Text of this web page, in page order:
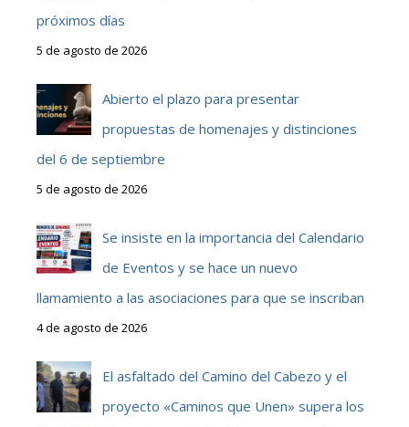
próximos días
5 de agosto de 2026
Abierto el plazo para presentar
propuestas de homenajes y distinciones
del 6 de septiembre
5 de agosto de 2026
Se insiste en la importancia del Calendario
de Eventos y se hace un nuevo
llamamiento a las asociaciones para que se inscriban
4 de agosto de 2026
El asfaltado del Camino del Cabezo y el
proyecto «Caminos que Unen» supera los